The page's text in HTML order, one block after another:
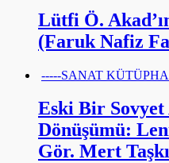
Lütfi Ö.
(Faruk Nafiz
-----SANAT
Eski Bir
Dönüşümü:
Gör. Mert